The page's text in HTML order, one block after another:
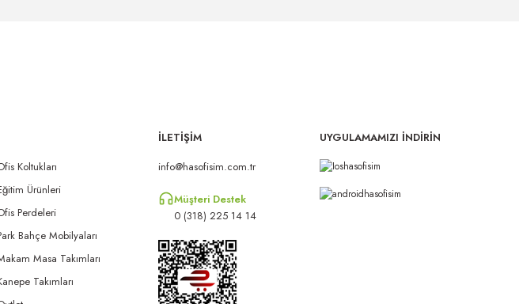
Koltukları
Ürünleri
Perdeleri
Bahçe Mobilyaları
Masa Takımları
Takımları
İLETİŞİM
info@hasofisim.com.tr
Müşteri Destek
0 (318) 225 14 14
UYGULAMAMIZI İNDİRİN